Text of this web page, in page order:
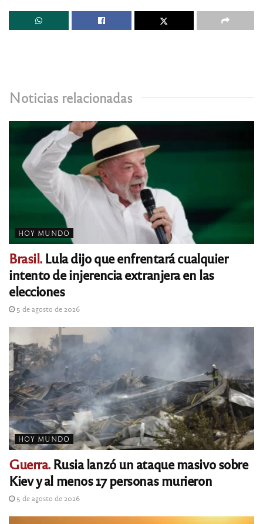
Noticias relacionadas
HOY MUNDO
Brasil.Lula dijo que enfrentará cualquier
intento de injerencia extranjera en las
elecciones
5 de agosto de 2026
HOY MUNDO
Guerra.Rusia lanzó un ataque masivo sobre
Kiev y al menos 17 personas murieron
5 de agosto de 2026